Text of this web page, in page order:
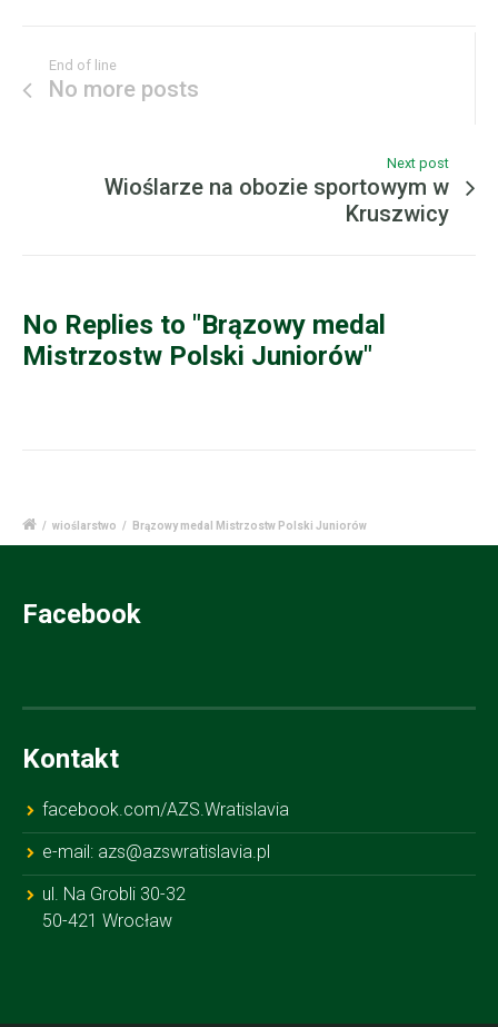
End of line
No more posts
Next post
Wioślarze na obozie sportowym w
Kruszwicy
No Replies to "Brązowy medal
Mistrzostw Polski Juniorów"
/ wioślarstwo / Brązowy medal Mistrzostw Polski Juniorów
Facebook
Kontakt
facebook.com/AZS.Wratislavia
e-mail: azs@azswratislavia.pl
ul. Na Grobli 30-32
50-421 Wrocław